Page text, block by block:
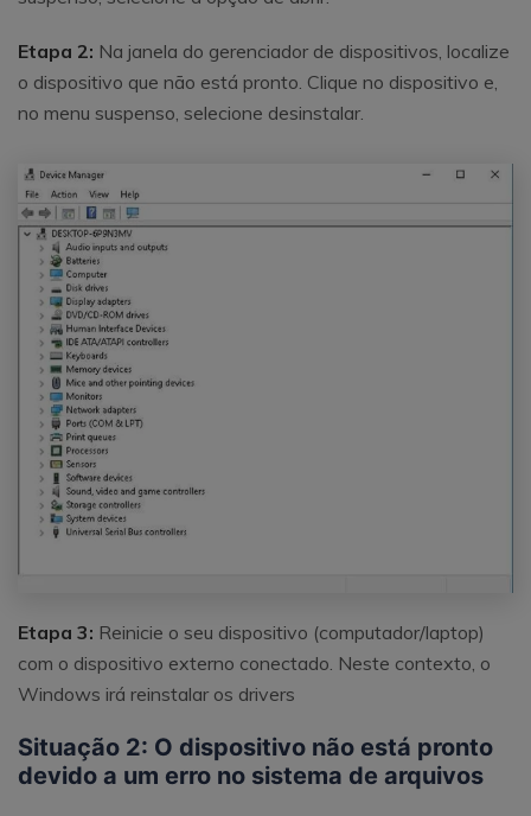
Repare suas fotos, melhore a qualidade e restaure
momentos preciosos com uma solução baseada em
IA.
Etapa 2: Na janela do gerenciador de dispositivos, localize
o dispositivo que não está pronto. Clique no dispositivo e,
no menu suspenso, selecione desinstalar.
Etapa 3: Reinicie o seu dispositivo (computador/laptop)
com o dispositivo externo conectado. Neste contexto, o
Windows irá reinstalar os drivers
Situação 2: O dispositivo não está pronto
devido a um erro no sistema de arquivos